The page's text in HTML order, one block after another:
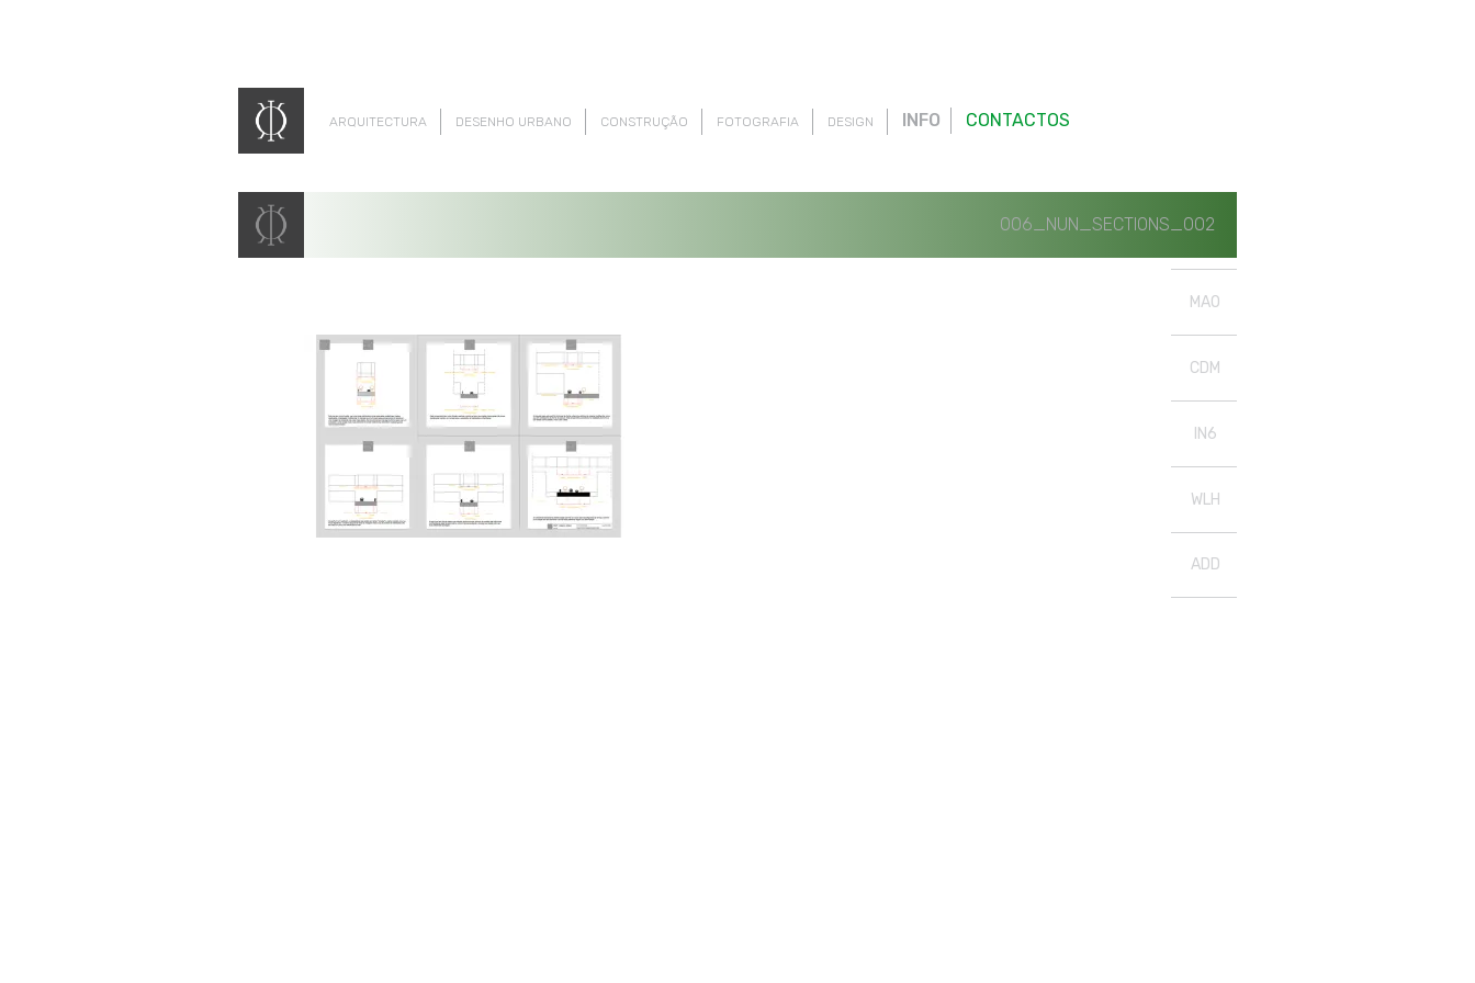
ARQUITECTURA DESENHO URBANO CONSTRUÇÃO FOTOGRAFIA DESIGN INFO CONTACTOS
006_NUN_SECTIONS_002
MAO
CDM
IN6
WLH
ADD